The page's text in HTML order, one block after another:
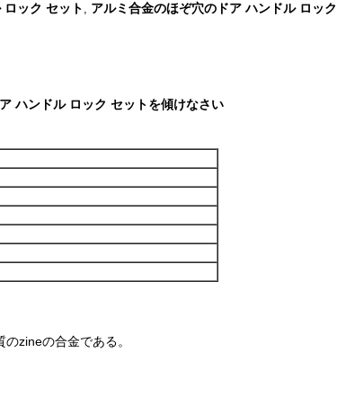
ック セット , アルミ合金のほぞ穴のドア ハンドル ロック
ハンドル ロック セットを傾けなさい
zineの合金である。